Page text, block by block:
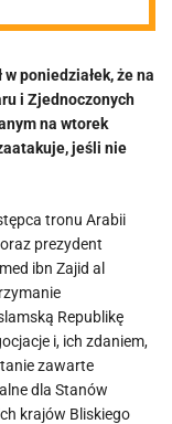
poniedziałek, że na
i Zjednoczonych
na wtorek
jeśli nie
tronu Arabii
prezydent
ibn Zajid al
Republikę
i, ich zdaniem,
zawarte
dla Stanów
krajów Bliskiego